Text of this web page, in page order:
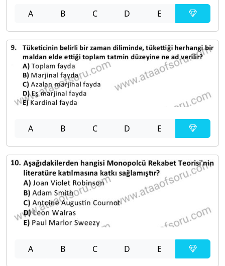
A B C D E
A B C D E
A B C D E